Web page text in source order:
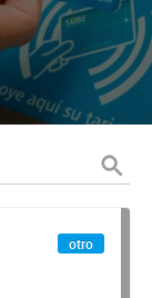
otro